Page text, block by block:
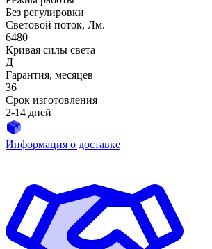
Без регулировки
Световой поток, Лм.
6480
Кривая силы света
Д
Гарантия, месяцев
36
Срок изготовления
2-14 дней
Информация о доставке